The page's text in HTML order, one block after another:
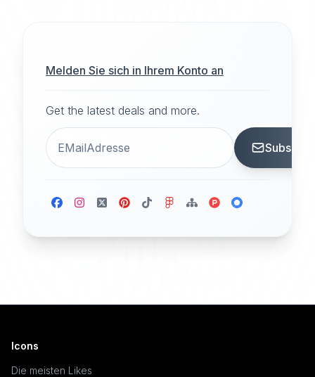
Melden Sie sich in Ihrem Konto an
Get the latest deals and more.
Icons
Die meisten Likes